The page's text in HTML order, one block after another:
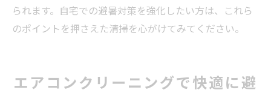
られます。自宅での避暑対策を強化したい方は、これら
のポイントを押さえた清掃を心がけてみてください。
エアコンクリーニングで快適に避